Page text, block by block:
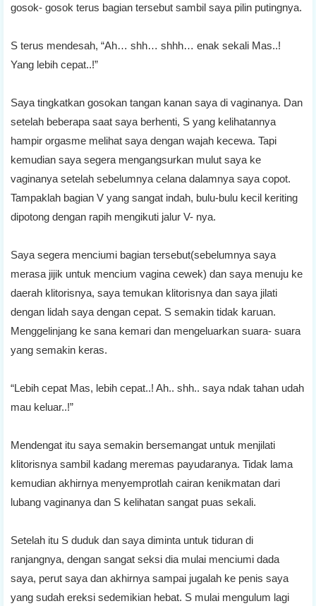
gosok- gosok terus bagian tersebut sambil saya pilin putingnya.
S terus mendesah, “Ah… shh… shhh… enak sekali Mas..!
Yang lebih cepat..!”
Saya tingkatkan gosokan tangan kanan saya di vaginanya. Dan
setelah beberapa saat saya berhenti, S yang kelihatannya
hampir orgasme melihat saya dengan wajah kecewa. Tapi
kemudian saya segera mengangsurkan mulut saya ke
vaginanya setelah sebelumnya celana dalamnya saya copot.
Tampaklah bagian V yang sangat indah, bulu-bulu kecil keriting
dipotong dengan rapih mengikuti jalur V- nya.
Saya segera menciumi bagian tersebut(sebelumnya saya
merasa jijik untuk mencium vagina cewek) dan saya menuju ke
daerah klitorisnya, saya temukan klitorisnya dan saya jilati
dengan lidah saya dengan cepat. S semakin tidak karuan.
Menggelinjang ke sana kemari dan mengeluarkan suara- suara
yang semakin keras.
“Lebih cepat Mas, lebih cepat..! Ah.. shh.. saya ndak tahan udah
mau keluar..!”
Mendengat itu saya semakin bersemangat untuk menjilati
klitorisnya sambil kadang meremas payudaranya. Tidak lama
kemudian akhirnya menyemprotlah cairan kenikmatan dari
lubang vaginanya dan S kelihatan sangat puas sekali.
Setelah itu S duduk dan saya diminta untuk tiduran di
ranjangnya, dengan sangat seksi dia mulai menciumi dada
saya, perut saya dan akhirnya sampai jugalah ke penis saya
yang sudah ereksi sedemikian hebat. S mulai mengulum lagi